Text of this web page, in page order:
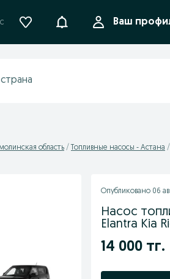
УведомленияВаш
область Топливные насосы - Астана
Опубликовано 06
Насос
Elantra Kia
14 000 тг.